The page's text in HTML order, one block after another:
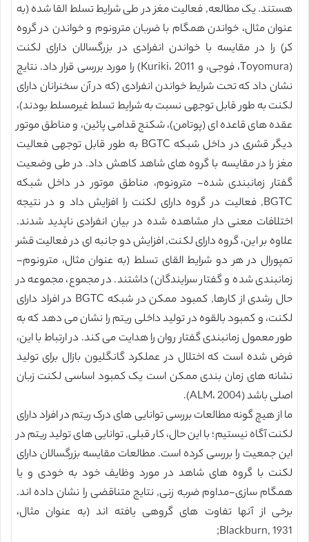
هستند. یک مطالعه, فعالیت مغز در طی شرایط تسلط القا شده (به
عنوان مثال، خواندن همگام با ضربان مترونوم و خواندن در گروه
کر) را در مقایسه با خواندن انفرادی در بزرگسالان دارای لکنت
(Toyomura، فوجی، و Kuriki، 2011) را مورد بررسی قرار داد. نتایج
نشان داد که تحت شرایط خواندن انفرادی (که در آن سخنرانان دارای
لکنت به طور قابل توجهی نسبت به شرایط تسلط غیرمسلط بودند)،
عقده های قاعده ای (پوتامن)، شکنج قدامی پائین، و مناطق موتور
دیگر قشری در داخل شبکه BGTC به طور قابل توجهی فعالیت
مغز را در مقایسه با گروه های شاهد کاهش داد. در طی وضعیت
گفتار زمانبندی شده- مترونوم، مناطق موتور در داخل شبکه
BGTC, فعالیت در گروه دارای لکنت را افزایش داد و در نتیجه
اختلافات معنی دار مشاهده شده در بیان انفرادی ناپدید شدند.
علاوه بر این، گروه دارای لکنت, افزایش دو جانبه ای در فعالیت قشر
تمپورال در هر دو شرایط القای تسلط (به عنوان مثال، مترونوم-
زمانبندی شده و گفتار سرایندگان) داشتند. در مجموع، مجموعه در
حال رشدی از کارها, کمبود ممکن در شبکه BGTC در افراد دارای
لکنت، و کمبود بالقوه در تولید داخلی ریتم را نشان می دهد که به
طور معمول زمانبندی گفتار روان را هدایت می کند. در ارتباط با این،
فرض شده است که اختلال در عملکرد گانگلیون بازال برای تولید
نشانه های زمان بندی ممکن است یک کمبود اساسی لکنت زبان
اصلی باشد (ALM، 2004).
ما از هیچ گونه مطالعات بررسی توانایی های درک ریتم در افراد دارای
لکنت آگاه نیستیم؛ با این حال، کار قبلی, توانایی های تولید ریتم در
این جمعیت را بررسی کرده است. مطالعات مقایسه بزرگسالان دارای
لکنت با گروه های شاهد در مورد وظایف خود به خودی و یا
همگام سازی-مداوم ضربه زنی, نتایج متناقضی را نشان داده اند.
برخی از آنها تفاوت های گروهی یافته اند (به عنوان مثال،
Blackburn, 1931;